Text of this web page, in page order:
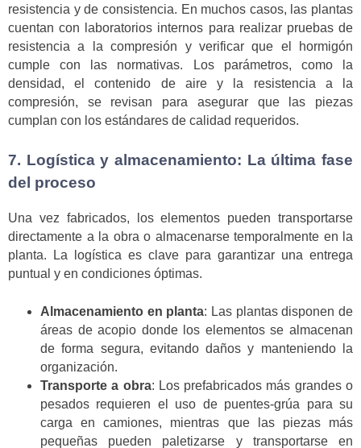
resistencia y de consistencia. En muchos casos, las plantas
cuentan con laboratorios internos para realizar pruebas de
resistencia a la compresión y verificar que el hormigón
cumple con las normativas. Los parámetros, como la
densidad, el contenido de aire y la resistencia a la
compresión, se revisan para asegurar que las piezas
cumplan con los estándares de calidad requeridos.
7. Logística y almacenamiento: La última fase
del proceso
Una vez fabricados, los elementos pueden transportarse
directamente a la obra o almacenarse temporalmente en la
planta. La logística es clave para garantizar una entrega
puntual y en condiciones óptimas.
Almacenamiento en planta: Las plantas disponen de
áreas de acopio donde los elementos se almacenan
de forma segura, evitando daños y manteniendo la
organización.
Transporte a obra: Los prefabricados más grandes o
pesados requieren el uso de puentes-grúa para su
carga en camiones, mientras que las piezas más
pequeñas pueden paletizarse y transportarse en